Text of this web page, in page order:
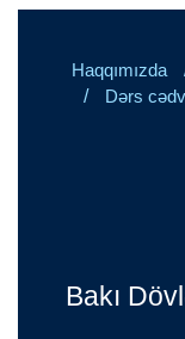
Haqqımızda
/ Dərs
Bakı